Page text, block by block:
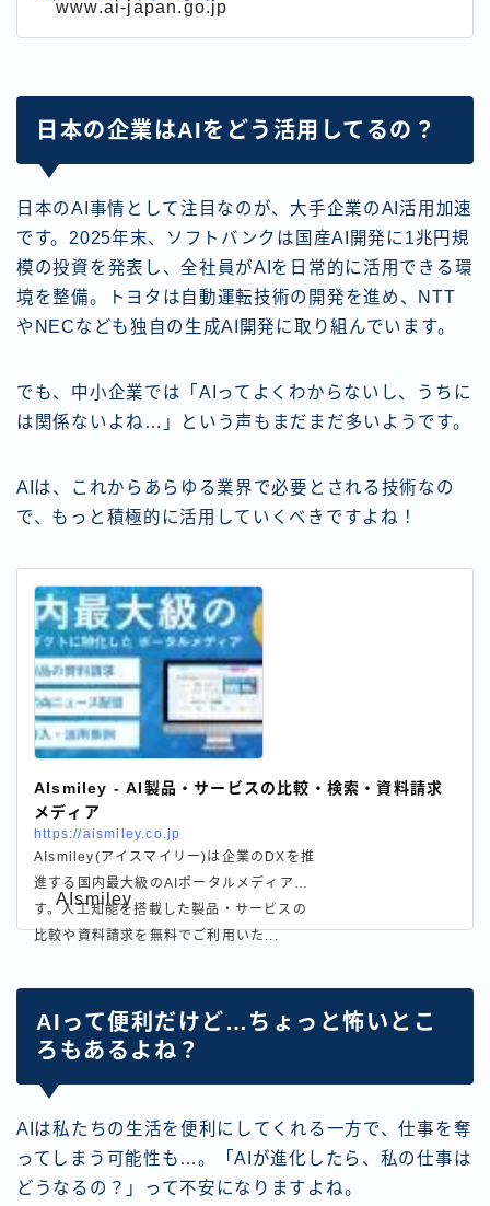
www.ai-japan.go.jp
日本の企業はAIをどう活用してるの？
日本のAI事情として注目なのが、大手企業のAI活用加速
です。2025年末、ソフトバンクは国産AI開発に1兆円規
模の投資を発表し、全社員がAIを日常的に活用できる環
境を整備。トヨタは自動運転技術の開発を進め、NTT
やNECなども独自の生成AI開発に取り組んでいます。
でも、中小企業では「AIってよくわからないし、うちに
は関係ないよね…」という声もまだまだ多いようです。
AIは、これからあらゆる業界で必要とされる技術なの
で、もっと積極的に活用していくべきですよね！
AIsmiley
AIsmiley - AI製品・サービスの比較・検索・資料請求
メディア
https://aismiley.co.jp
AIsmiley(アイスマイリー)は企業のDXを推
進する国内最大級のAIポータルメディアで
す。人工知能を搭載した製品・サービスの
比較や資料請求を無料でご利用いた...
AIって便利だけど…ちょっと怖いとこ
ろもあるよね？
AIは私たちの生活を便利にしてくれる一方で、仕事を奪
ってしまう可能性も…。「AIが進化したら、私の仕事は
どうなるの？」って不安になりますよね。